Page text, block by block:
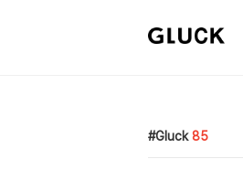
Gluck 85